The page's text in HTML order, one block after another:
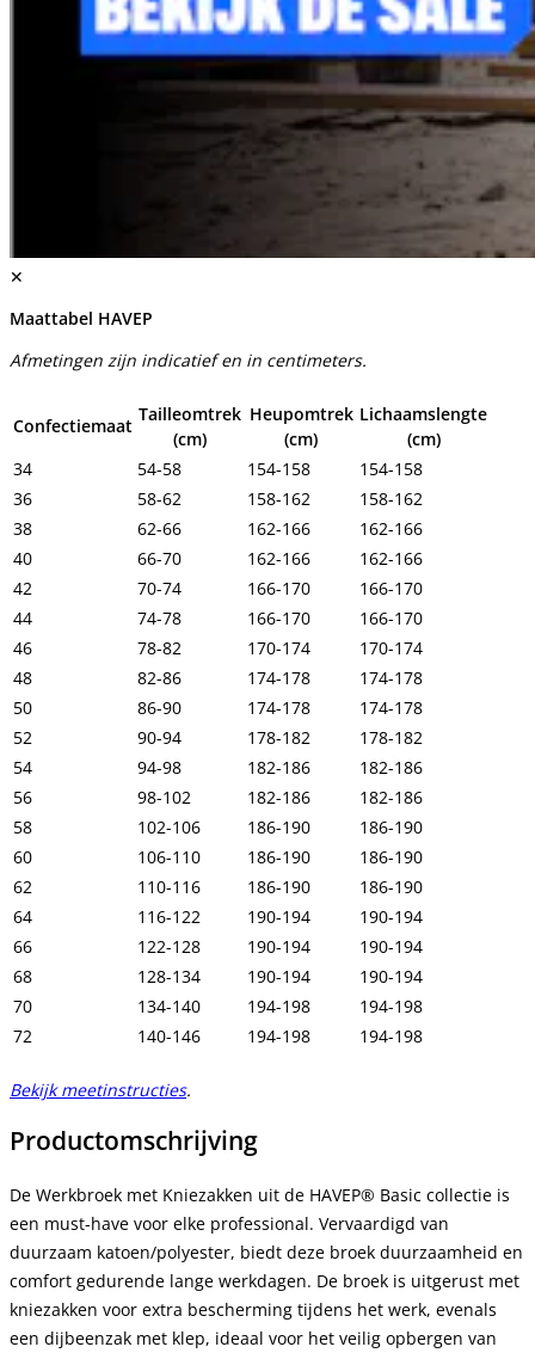
✕
Maattabel HAVEP
Afmetingen zijn indicatief en in centimeters.
Confectiemaat
Tailleomtrek
(cm)
Heupomtrek
(cm)
Lichaamslengte
(cm)
34
54-58 154-158
154-158
36
58-62 158-162
158-162
38
62-66 162-166
162-166
40
66-70 162-166
162-166
42
70-74 166-170
166-170
44
74-78 166-170
166-170
46
78-82 170-174
170-174
48
82-86 174-178
174-178
50
86-90 174-178
174-178
52
90-94 178-182
178-182
54
94-98 182-186
182-186
56
98-102 182-186
182-186
58
102-106 186-190
186-190
60
106-110 186-190
186-190
62
110-116 186-190
186-190
64
116-122 190-194
190-194
66
122-128 190-194
190-194
68
128-134 190-194
190-194
70
134-140 194-198
194-198
72
140-146 194-198 194-198
Bekijk meetinstructies.
Productomschrijving
De Werkbroek met Kniezakken uit de HAVEP® Basic collectie is
een must-have voor elke professional. Vervaardigd van
duurzaam katoen/polyester, biedt deze broek duurzaamheid en
comfort gedurende lange werkdagen. De broek is uitgerust met
kniezakken voor extra bescherming tijdens het werk, evenals
een dijbeenzak met klep, ideaal voor het veilig opbergen van